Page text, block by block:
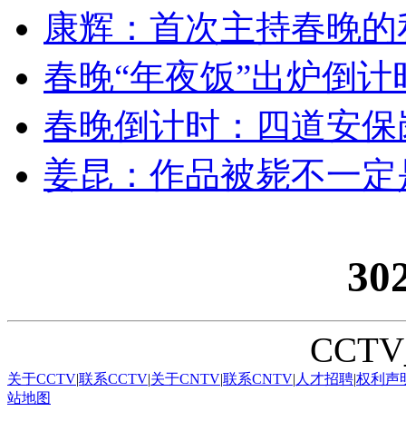
康辉：首次主持春晚
春晚“年夜饭”出炉倒计
春晚倒计时：四道安
姜昆：作品被毙不一
关于CCTV|联系CCTV|关于CNTV|联系CNTV| 人才招聘|权利声
站地图